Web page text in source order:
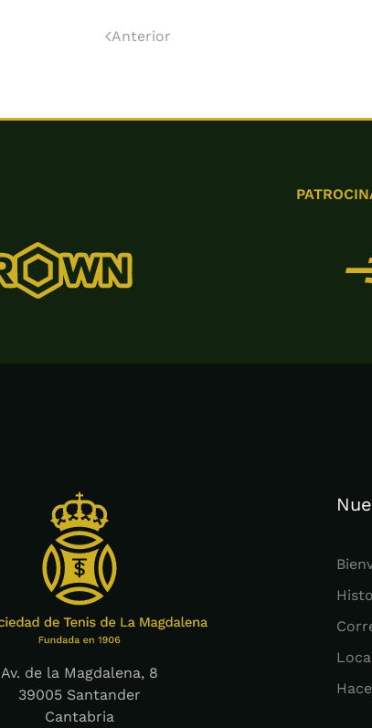
Anterior
Av. de la Magdalena, 8
39005 Santander
Cantabria